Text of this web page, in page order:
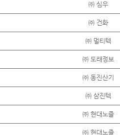
㈜ 심우
㈜ 건화
㈜ 멀티텍
㈜ 도래정보
㈜ 동진산기
㈜ 삼진텍
㈜ 현대노즐
㈜ 현대노즐